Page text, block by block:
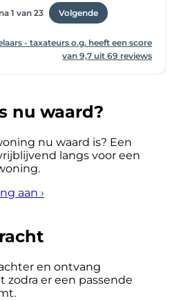
nu waard?
nu waard is? Een
langs voor een
aan ›
en ontvang
er een passende